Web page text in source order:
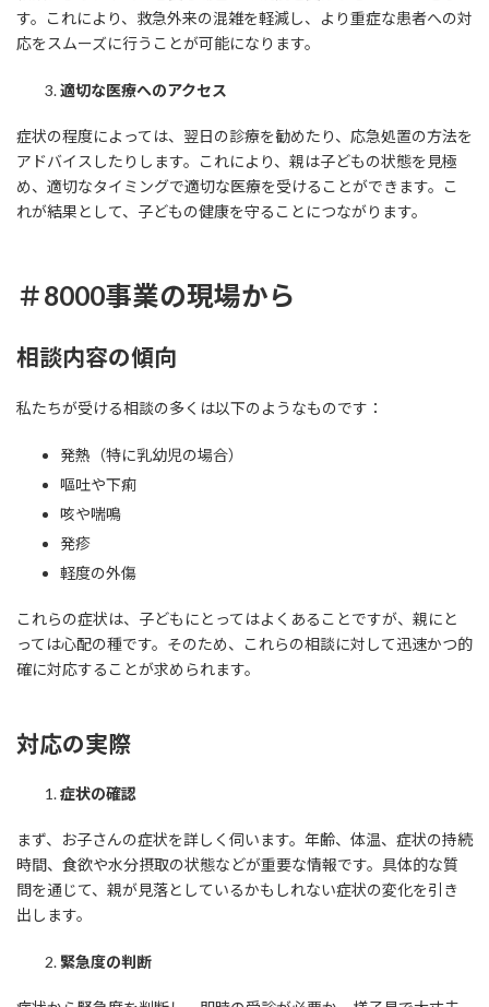
す。これにより、救急外来の混雑を軽減し、より重症な患者への対
応をスムーズに行うことが可能になります。
適切な医療へのアクセス
症状の程度によっては、翌日の診療を勧めたり、応急処置の方法を
アドバイスしたりします。これにより、親は子どもの状態を見極
め、適切なタイミングで適切な医療を受けることができます。こ
れが結果として、子どもの健康を守ることにつながります。
＃8000事業の現場から
相談内容の傾向
私たちが受ける相談の多くは以下のようなものです：
発熱（特に乳幼児の場合）
嘔吐や下痢
咳や喘鳴
発疹
軽度の外傷
これらの症状は、子どもにとってはよくあることですが、親にと
っては心配の種です。そのため、これらの相談に対して迅速かつ的
確に対応することが求められます。
対応の実際
症状の確認
まず、お子さんの症状を詳しく伺います。年齢、体温、症状の持続
時間、食欲や水分摂取の状態などが重要な情報です。具体的な質
問を通じて、親が見落としているかもしれない症状の変化を引き
出します。
緊急度の判断